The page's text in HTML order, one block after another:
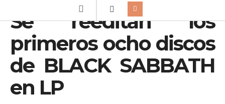
Se reeditan los
primeros ocho discos
de BLACK SABBATH
en LP